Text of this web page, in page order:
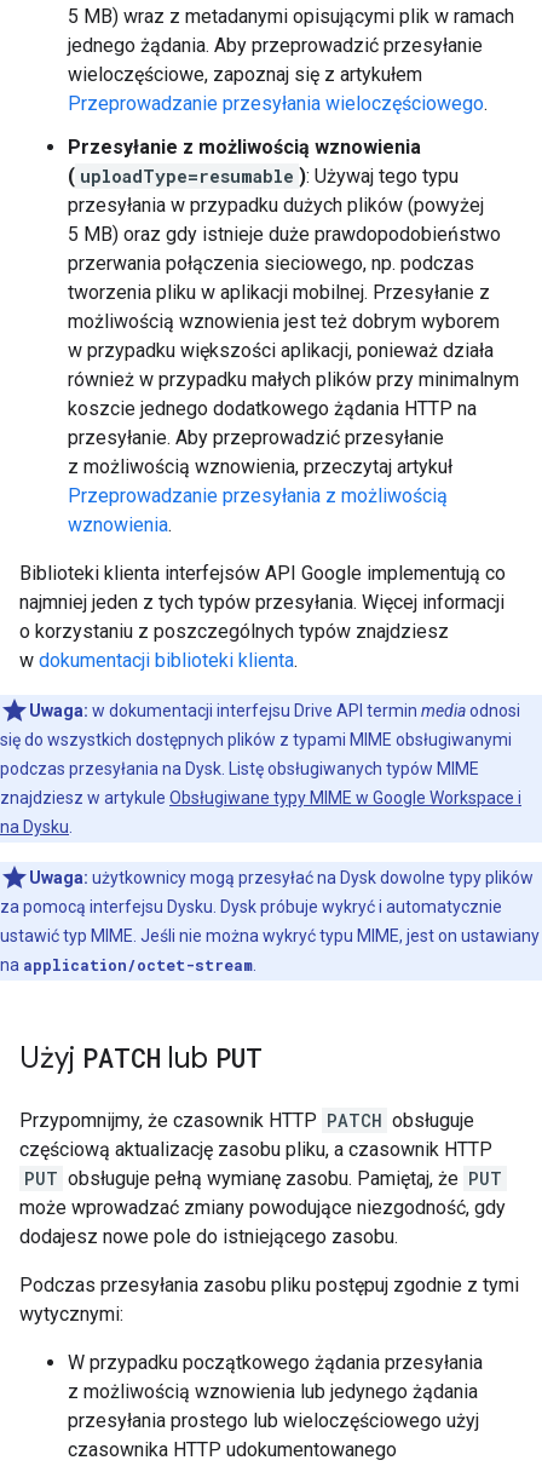
5 MB) wraz z metadanymi opisującymi plik w ramach
jednego żądania. Aby przeprowadzić przesyłanie
wieloczęściowe, zapoznaj się z artykułem
Przeprowadzanie przesyłania wieloczęściowego.
Przesyłanie z możliwością wznowienia
( uploadType=resumable ): Używaj tego typu
przesyłania w przypadku dużych plików (powyżej
5 MB) oraz gdy istnieje duże prawdopodobieństwo
przerwania połączenia sieciowego, np. podczas
tworzenia pliku w aplikacji mobilnej. Przesyłanie z
możliwością wznowienia jest też dobrym wyborem
w przypadku większości aplikacji, ponieważ działa
również w przypadku małych plików przy minimalnym
koszcie jednego dodatkowego żądania HTTP na
przesyłanie. Aby przeprowadzić przesyłanie
z możliwością wznowienia, przeczytaj artykuł
Przeprowadzanie przesyłania z możliwością
wznowienia.
Biblioteki klienta interfejsów API Google implementują co
najmniej jeden z tych typów przesyłania. Więcej informacji
o korzystaniu z poszczególnych typów znajdziesz
w dokumentacji biblioteki klienta.
Uwaga: w dokumentacji interfejsu Drive API termin mediaodnosi
się do wszystkich dostępnych plików z typami MIME obsługiwanymi
podczas przesyłania na Dysk. Listę obsługiwanych typów MIME
znajdziesz w artykule Obsługiwane typy MIME w Google Workspace i
na Dysku
Uwaga: użytkownicy mogą przesyłać na Dysk dowolne typy plików
za pomocą interfejsu Dysku. Dysk próbuje wykryć i automatycznie
ustawić typ MIME. Jeśli nie można wykryć typu MIME, jest on ustawiany
na application/octet-stream
Użyj PATCH lub PUT
Przypomnijmy, że czasownik HTTP PATCH obsługuje
częściową aktualizację zasobu pliku, a czasownik HTTP
PUT obsługuje pełną wymianę zasobu. Pamiętaj, że PUT
może wprowadzać zmiany powodujące niezgodność, gdy
dodajesz nowe pole do istniejącego zasobu.
Podczas przesyłania zasobu pliku postępuj zgodnie z tymi
wytycznymi:
W przypadku początkowego żądania przesyłania
z możliwością wznowienia lub jedynego żądania
przesyłania prostego lub wieloczęściowego użyj
czasownika HTTP udokumentowanego